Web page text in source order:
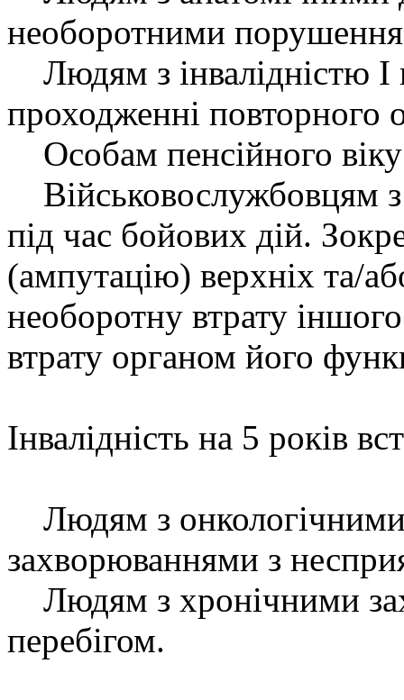
необоротними
Людям з інвалідністю І
проходженні повторного
Особам пенсійного
Військовослужбовцям
під час бойових дій.
(ампутацію) верхніх та/
необоротну втрату
втрату органом його
Інвалідність на 5 років
Людям з онкологічними
захворюваннями з
Людям з хронічними
перебігом.